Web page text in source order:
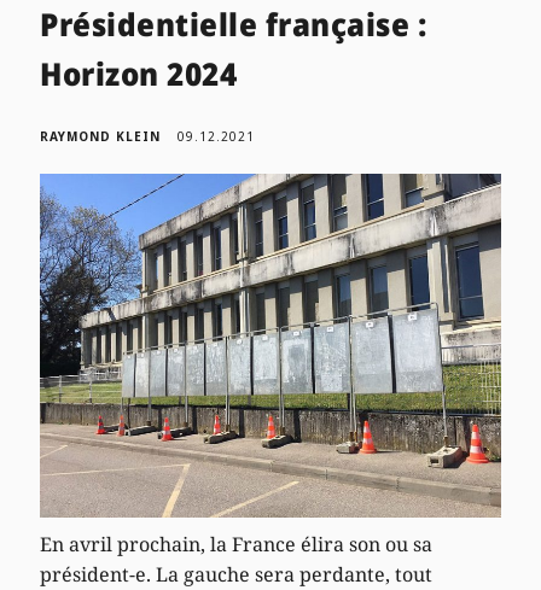
Présidentielle française :
Horizon 2024
RAYMOND KLEIN 09.12.2021
En avril prochain, la France élira son ou sa
président-e. La gauche sera perdante, tout